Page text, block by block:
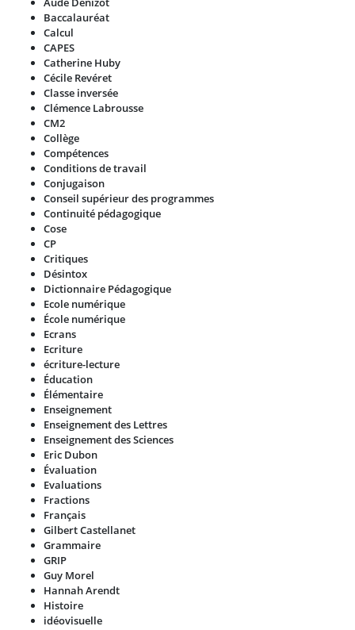
Baccalauréat
Calcul
CAPES
Catherine Huby
Cécile Revéret
Classe inversée
Clémence Labrousse
CM2
Collège
Compétences
Conditions de travail
Conjugaison
Conseil supérieur des programmes
Continuité pédagogique
Cose
CP
Critiques
Désintox
Dictionnaire Pédagogique
Ecole numérique
École numérique
Ecrans
Ecriture
écriture-lecture
Éducation
Élémentaire
Enseignement
Enseignement des Lettres
Enseignement des Sciences
Eric Dubon
Évaluation
Evaluations
Fractions
Français
Gilbert Castellanet
Grammaire
GRIP
Guy Morel
Hannah Arendt
Histoire
idéovisuelle